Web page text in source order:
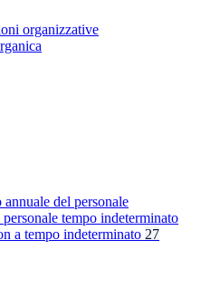
organizzative
annuale del personale
personale tempo indeterminato
a tempo indeterminato 27